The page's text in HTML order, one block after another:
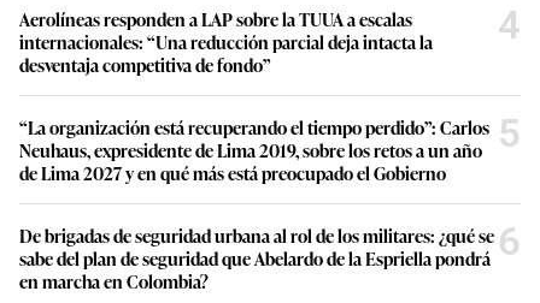
Aerolíneas responden a LAP sobre la TUUA a escalas
internacionales: “Una reducción parcial deja intacta la
desventaja competitiva de fondo”
4
“La organización está recuperando el tiempo perdido”: Carlos
Neuhaus, expresidente de Lima 2019, sobre los retos a un año
de Lima 2027 y en qué más está preocupado el Gobierno
5
De brigadas de seguridad urbana al rol de los militares: ¿qué se
sabe del plan de seguridad que Abelardo de la Espriella pondrá
en marcha en Colombia?
6